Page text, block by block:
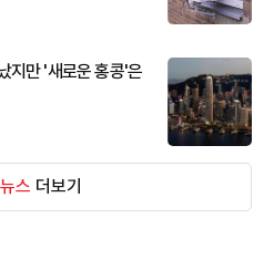
지만 '새로운 홍콩'은
스 더보기